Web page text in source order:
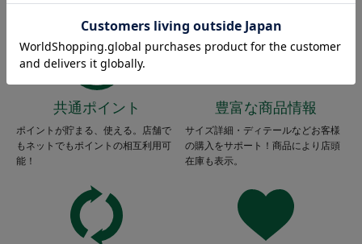
共通ポイント
ポイントが貯まる、使える。店舗で
もネットでもポイントの相互利用可
能！
豊富な商品情報
サイズ詳細・ディテールなどお客様
の購入をサポート！商品により店頭
在庫も表示。